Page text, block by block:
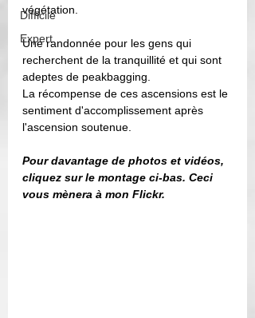
Difficile
Expert
végétation.
Une randonnée pour les gens qui
recherchent de la tranquillité et qui sont
adeptes de peakbagging.
La récompense de ces ascensions est le
sentiment d'accomplissement après
l'ascension soutenue.
Pour davantage de photos et vidéos,
cliquez sur le montage ci-bas. Ceci
vous mènera à mon Flickr.